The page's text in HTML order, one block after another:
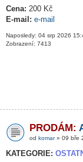
Cena: 200 Kč
E-mail: e-mail
Naposledy: 04 srp 2026
Zobrazení: 7413
PRODÁM:
od komar» 09 bře
KATEGORIE: